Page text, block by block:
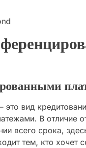
вид
В отличие
всего срока,
тем, кто хочет